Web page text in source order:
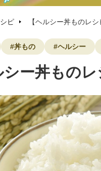
ピ 【ヘルシー丼ものレ
#丼もの #ヘルシー
シー丼もの